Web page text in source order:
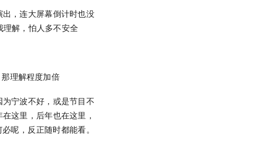
，连大屏幕倒计时也没
解，怕人多不安全
理解程度加倍
宁波不好，或是节目不
这里，后年也在这里，
呢，反正随时都能看。